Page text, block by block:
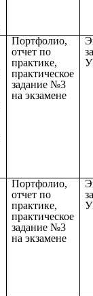
Портфолио,
отчет по
практике,
практическое
задание №3
на экзамене
Портфолио,
отчет по
практике,
практическое
задание №3
на экзамене